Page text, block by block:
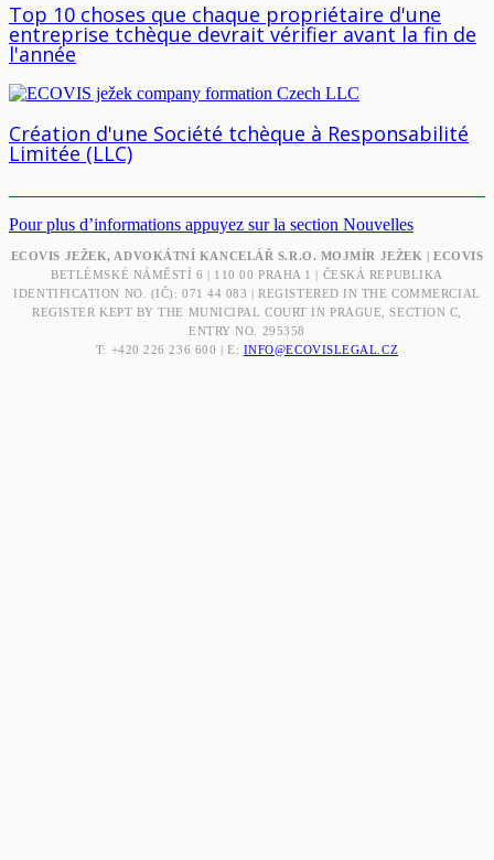
Top 10 choses que chaque propriétaire d'une
entreprise tchèque devrait vérifier avant la fin de
l'année
Création d'une Société tchèque à Responsabilité
Limitée (LLC)
Pour plus d’informations appuyez sur la section Nouvelles
ECOVIS JEŽEK, ADVOKÁTNÍ KANCELÁŘ S.R.O. MOJMÍR JEŽEK | ECOVIS
BETLÉMSKÉ NÁMĚSTÍ 6 | 110 00 PRAHA 1 | ČESKÁ REPUBLIKA
IDENTIFICATION NO. (IČ): 071 44 083 | REGISTERED IN THE COMMERCIAL
REGISTER KEPT BY THE MUNICIPAL COURT IN PRAGUE, SECTION C,
ENTRY NO. 295358
T: +420 226 236 600 | E: INFO@ECOVISLEGAL.CZ